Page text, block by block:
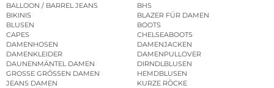
BALLOON / BARREL JEANS
BHS
BIKINIS
BLAZER FÜR DAMEN
BLUSEN
BOOTS
CAPES
CHELSEABOOTS
DAMENHOSEN
DAMENJACKEN
DAMENKLEIDER
DAMENPULLOVER
DAUNENMÄNTEL DAMEN
DIRNDLBLUSEN
GROSSE GRÖSSEN DAMEN
HEMDBLUSEN
JEANS DAMEN
KURZE RÖCKE